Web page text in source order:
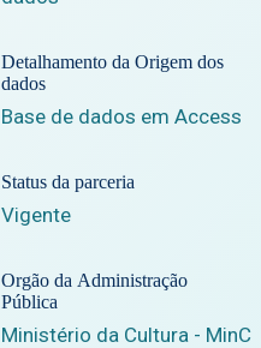
Detalhamento da Origem dos
dados
Base de dados em Access
Status da parceria
Vigente
Orgão da Administração
Pública
Ministério da Cultura - MinC